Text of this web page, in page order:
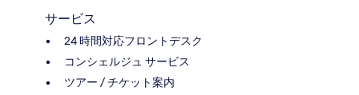
サービス
24 時間対応フロントデスク
コンシェルジュ サービス
ツアー / チケット案内